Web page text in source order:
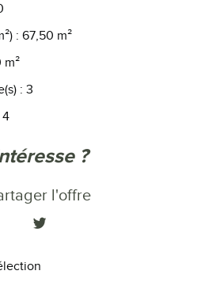
: 67,50 m²
m²
: 3
4
bernard (72400)
?
l'offre